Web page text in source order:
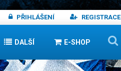
PŘIHLÁŠENÍ REGISTRACE
DALŠÍ E-SHOP